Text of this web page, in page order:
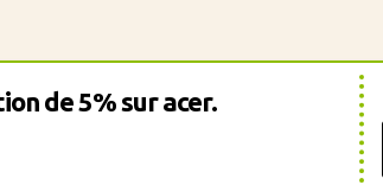
de 5% sur acer.